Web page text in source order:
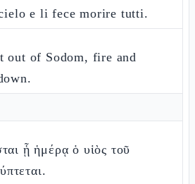
e li fece morire tutti.
out of Sodom, fire and
ᾗ ἡμέρᾳ ὁ υἱὸς τοῦ